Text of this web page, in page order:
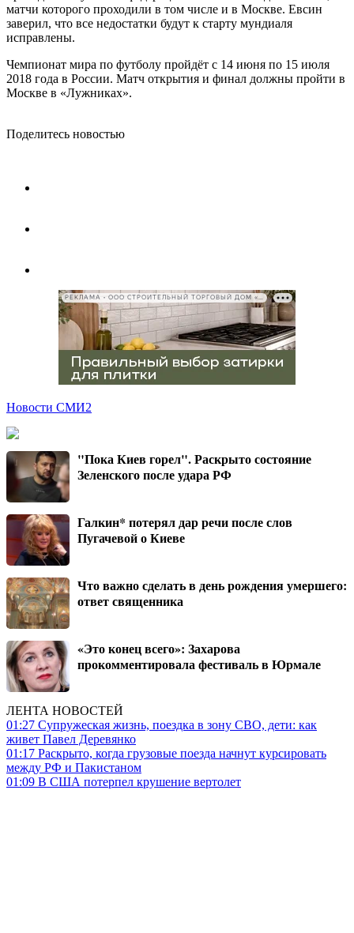
матчи которого проходили в том числе и в Москве. Евсин
заверил, что все недостатки будут к старту мундиаля
исправлены.
Чемпионат мира по футболу пройдёт с 14 июня по 15 июля
2018 года в России. Матч открытия и финал должны пройти в
Москве в «Лужниках».
Поделитесь новостью
РЕКЛАМА • ООО СТРОИТЕЛЬНЫЙ ТОРГОВЫЙ ДОМ «ПЕТРОВИЧ», ИНН 7802348846
Новости СМИ2
"Пока Киев горел". Раскрыто состояние
Зеленского после удара РФ
Галкин* потерял дар речи после слов
Пугачевой о Киеве
Что важно сделать в день рождения умершего:
ответ священника
«Это конец всего»: Захарова
прокомментировала фестиваль в Юрмале
ЛЕНТА НОВОСТЕЙ
01:27 Супружеская жизнь, поездка в зону СВО, дети: как
живет Павел Деревянко
01:17 Раскрыто, когда грузовые поезда начнут курсировать
между РФ и Пакистаном
01:09 В США потерпел крушение вертолет